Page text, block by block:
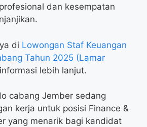
dan kesempatan
di Lowongan Staf Keuangan
Tahun 2025 (Lamar
lebih lanjut.
cabang Jember sedang
kerja untuk posisi Finance &
yang menarik bagi kandidat